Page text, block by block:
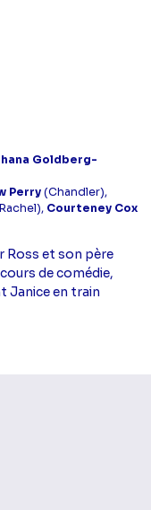
Goldberg-
Perry(Chandler),
Courteney Cox
Ross et son père
de comédie,
Janice en train
diffusion